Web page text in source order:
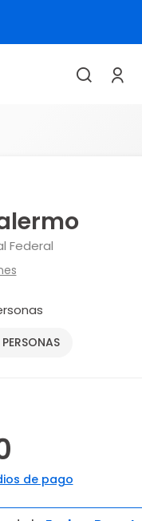
Federal
de pago